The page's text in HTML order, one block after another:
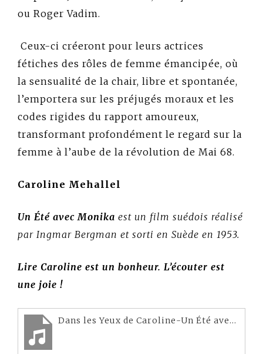
ou Roger Vadim.
Ceux-ci créeront pour leurs actrices
fétiches des rôles de femme émancipée, où
la sensualité de la chair, libre et spontanée,
l’emportera sur les préjugés moraux et les
codes rigides du rapport amoureux,
transformant profondément le regard sur la
femme à l’aube de la révolution de Mai 68.
Caroline Mehallel
Un Été avec Monika est un film suédois réalisé
par Ingmar Bergman et sorti en Suède en 1953.
Lire Caroline est un bonheur. L’écouter est
une joie !
Dans les Yeux de Caroline-Un Été avec Monika-Erik Nordgren-Caroline Mehallel-Paris Bazaar